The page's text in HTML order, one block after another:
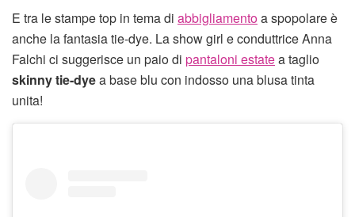
E tra le stampe top in tema di abbigliamentoa spopolare è
anche la fantasia tie-dye. La show girl e conduttrice Anna
Falchi ci suggerisce un paio di pantaloni estatea taglio
skinnytie-dyea base blu con indosso una blusa tinta
unita!